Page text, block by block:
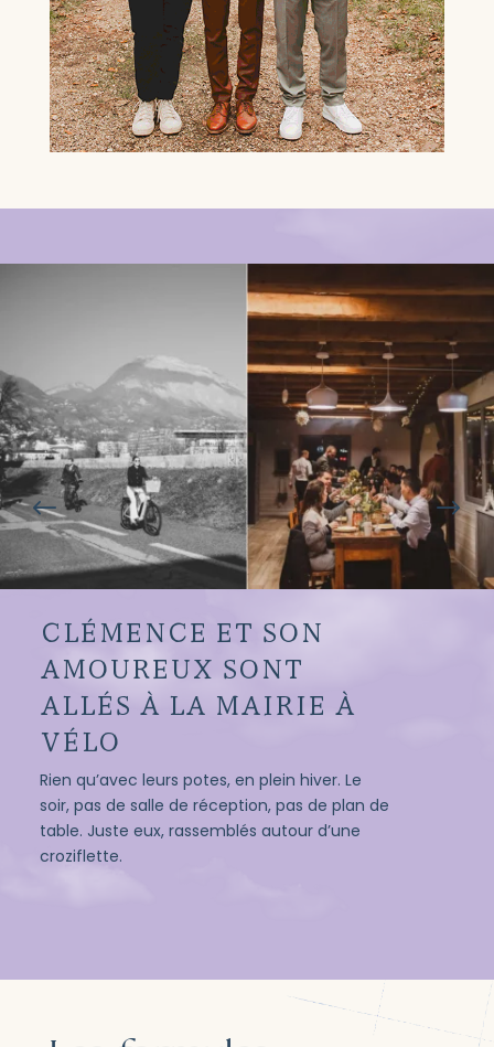
CLÉMENCE ET SON
AMOUREUX SONT
ALLÉS À LA MAIRIE À
VÉLO
Rien qu’avec leurs potes, en plein hiver. Le
soir, pas de salle de réception, pas de plan de
table. Juste eux, rassemblés autour d’une
croziflette.
# $